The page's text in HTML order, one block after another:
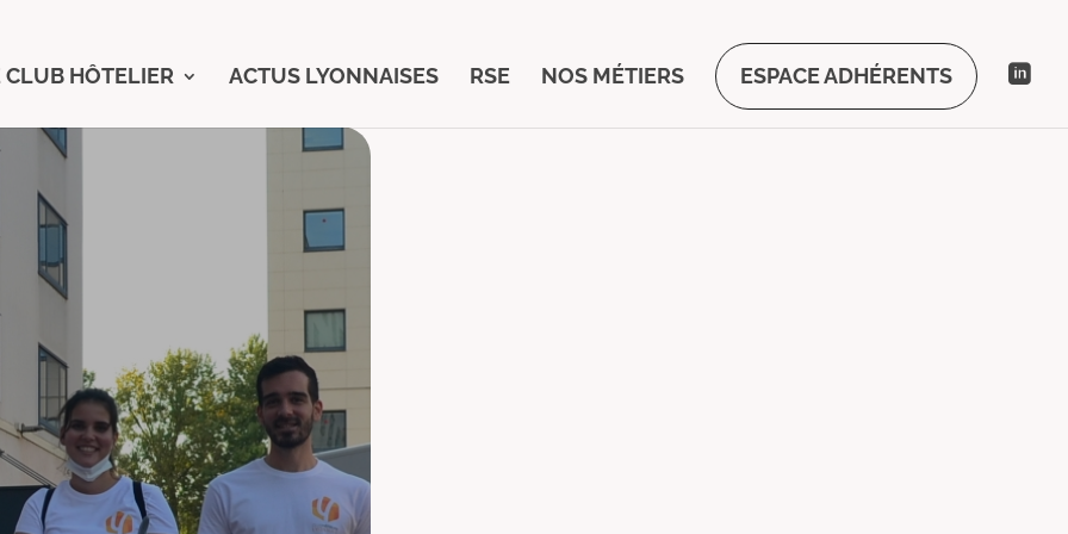
CLUB HÔTELIER ACTUS LYONNAISES RSE NOS MÉTIERS ESPACE ADHÉRENTS 